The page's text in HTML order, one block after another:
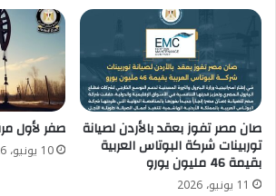
صان مصر تفوز بعقد بالأردن لصيانة
توربينات شركة البوتاس العربية
بقيمة 46 مليون يورو
11 يونيو، 2026
صفر لأول
10 يونيو، 2026